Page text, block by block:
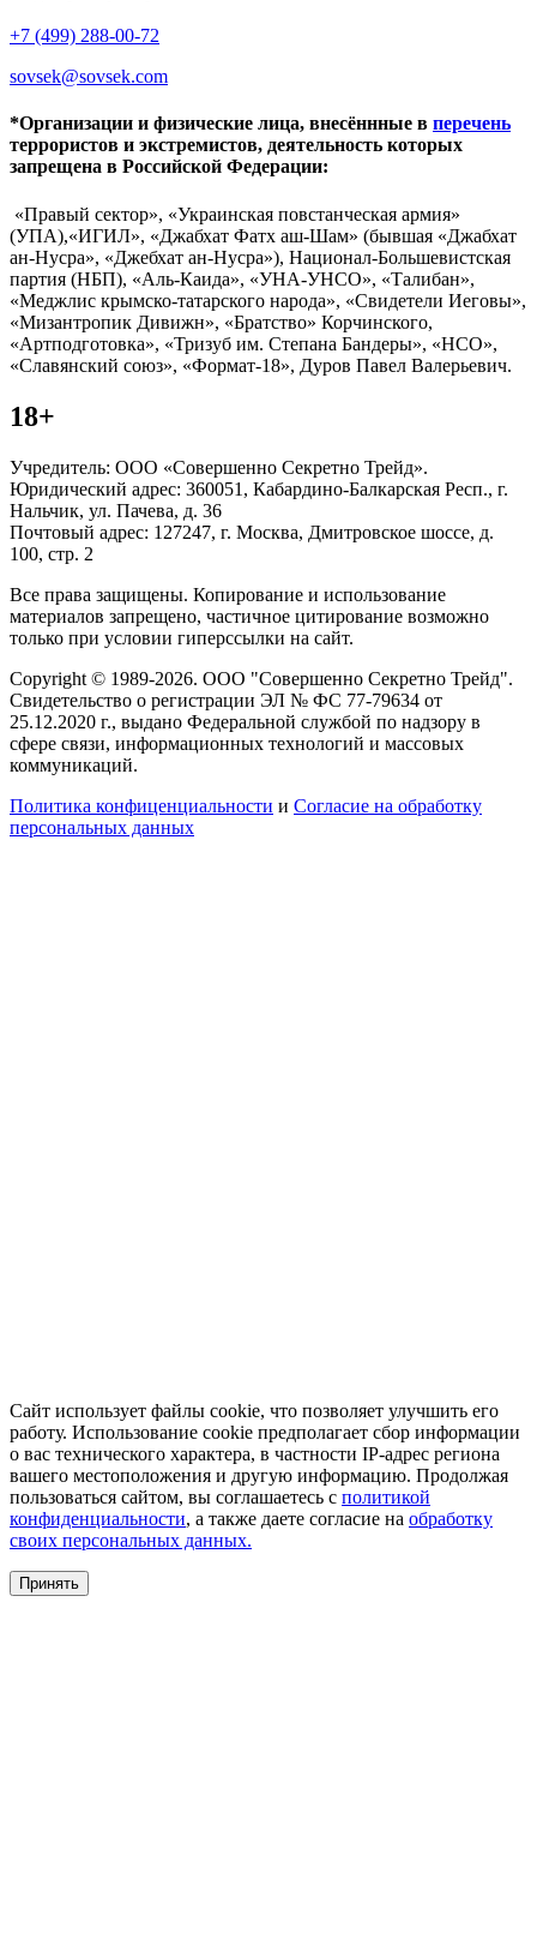
+7 (499) 288-00-72
sovsek@sovsek.com
*Организации и физические лица, внесённные в перечень
террористов и экстремистов, деятельность которых
запрещена в Российской Федерации:
«Правый сектор», «Украинская повстанческая армия»
(УПА),«ИГИЛ», «Джабхат Фатх аш-Шам» (бывшая «Джабхат
ан-Нусра», «Джебхат ан-Нусра»), Национал-Большевистская
партия (НБП), «Аль-Каида», «УНА-УНСО», «Талибан»,
«Меджлис крымско-татарского народа», «Свидетели Иеговы»,
«Мизантропик Дивижн», «Братство» Корчинского,
«Артподготовка», «Тризуб им. Степана Бандеры», «НСО»,
«Славянский союз», «Формат-18», Дуров Павел Валерьевич.
18+
Учредитель: ООО «Совершенно Секретно Трейд».
Юридический адрес: 360051, Кабардино-Балкарская Респ., г.
Нальчик, ул. Пачева, д. 36
Почтовый адрес: 127247, г. Москва, Дмитровское шоссе, д.
100, стр. 2
Все права защищены. Копирование и использование
материалов запрещено, частичное цитирование возможно
только при условии гиперссылки на сайт.
Copyright © 1989-2026. ООО "Совершенно Секретно Трейд".
Свидетельство о регистрации ЭЛ № ФС 77-79634 от
25.12.2020 г., выдано Федеральной службой по надзору в
сфере связи, информационных технологий и массовых
коммуникаций.
Политика конфиценциальности и Согласие на обработку
персональных данных
Сайт использует файлы cookie, что позволяет улучшить его
работу. Использование cookie предполагает сбор информации
о вас технического характера, в частности IP-адрес региона
вашего местоположения и другую информацию. Продолжая
пользоваться сайтом, вы соглашаетесь с политикой
конфиденциальности, а также даете согласие на обработку
своих персональных данных.
Принять